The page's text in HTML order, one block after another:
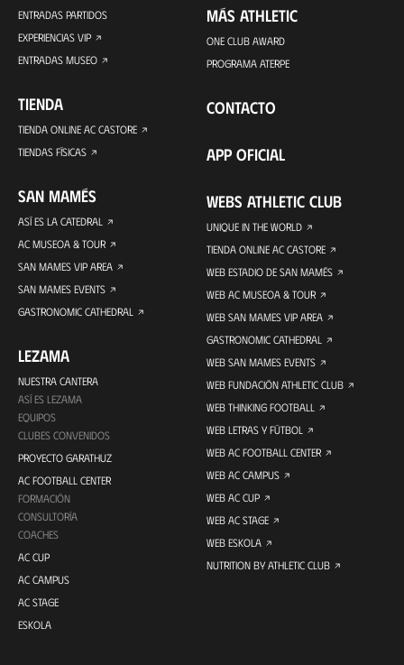
ENTRADAS PARTIDOS
EXPERIENCIAS VIP
ENTRADAS MUSEO
TIENDA
TIENDA ONLINE AC CASTORE
TIENDAS FÍSICAS
SAN MAMÉS
ASÍ ES LA CATEDRAL
AC MUSEOA & TOUR
SAN MAMES VIP AREA
SAN MAMES EVENTS
GASTRONOMIC CATHEDRAL
LEZAMA
NUESTRA CANTERA
ASÍ ES LEZAMA
EQUIPOS
CLUBES CONVENIDOS
PROYECTO GARATHUZ
AC FOOTBALL CENTER
FORMACIÓN
CONSULTORÍA
COACHES
AC CUP
AC CAMPUS
AC STAGE
ESKOLA
MÁS ATHLETIC
ONE CLUB AWARD
PROGRAMA ATERPE
CONTACTO
APP OFICIAL
WEBS ATHLETIC CLUB
UNIQUE IN THE WORLD
TIENDA ONLINE AC CASTORE
WEB ESTADIO DE SAN MAMÉS
WEB AC MUSEOA & TOUR
WEB SAN MAMES VIP AREA
GASTRONOMIC CATHEDRAL
WEB SAN MAMES EVENTS
WEB FUNDACIÓN ATHLETIC CLUB
WEB THINKING FOOTBALL
WEB LETRAS Y FÚTBOL
WEB AC FOOTBALL CENTER
WEB AC CAMPUS
WEB AC CUP
WEB AC STAGE
WEB ESKOLA
NUTRITION BY ATHLETIC CLUB